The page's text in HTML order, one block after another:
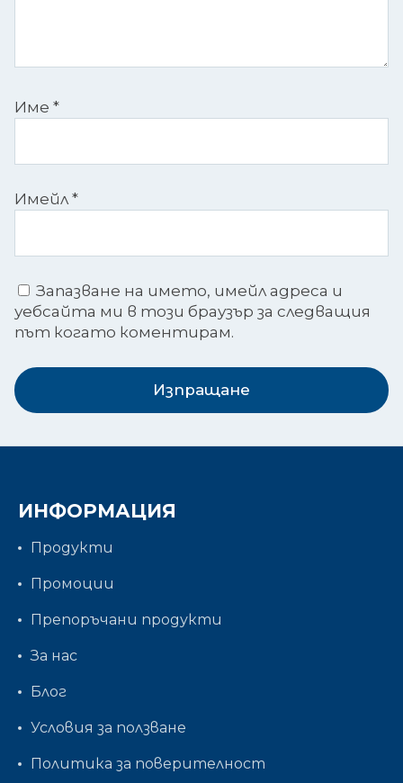
Име *
Имейл *
Запазване на името, имейл адреса и
уебсайта ми в този браузър за следващия
път когато коментирам.
Изпращане
ИНФОРМАЦИЯ
Продукти
Промоции
Препоръчани продукти
За нас
Блог
Условия за ползване
Политика за поверителност